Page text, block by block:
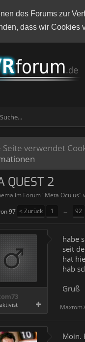
des Forums zur
dass wir Cookies
Seite verwendet
QUEST 2
im Forum "Meta Oculus"
97 < Zurück 1 ← 92
habe
seit
hat
hab
Gruß
Moin.